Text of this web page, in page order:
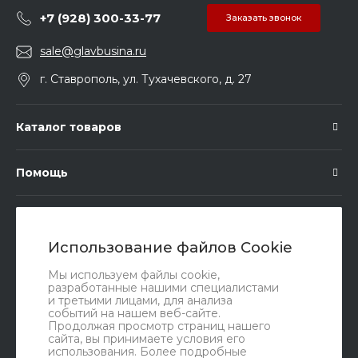
Использование файлов Cookie
Мы используем файлы cookie,
разработанные нашими специалистами
и третьими лицами, для анализа
событий на нашем веб-сайте.
Продолжая просмотр страниц нашего
сайта, вы принимаете условия его
использования. Более подробные
+7 (928) 300-33-77 Заказать звонок
sale@glavbusina.ru
г. Ставрополь, ул. Тухачевского, д. 27
Каталог товаров
Помощь